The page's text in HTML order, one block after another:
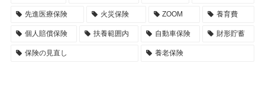
先進医療保険 火災保険 ZOOM 養育費
個人賠償保険 扶養範囲内 自動車保険 財形貯蓄
保険の見直し 養老保険